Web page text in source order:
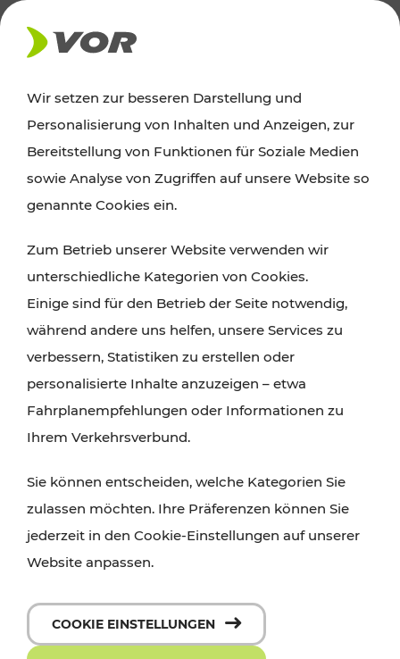
AKTUELLES
Ausflugstipps
Wien, Niederösterreich und das Burgenland
Wanderungen, Kultur und Gastronomie,
Radtouren oder purer Naturgenuss – viele
Attraktionen sind mit den Ticket- und Fahrplan-
Angeboten des VOR gut und schnell erreichbar.
Wir setzen zur besseren Darstellung und
Personalisierung von Inhalten und Anzeigen, zur
Bereitstellung von Funktionen für Soziale Medien
sowie Analyse von Zugriffen auf unsere Website so
genannte Cookies ein.
Zum Betrieb unserer Website verwenden wir
unterschiedliche Kategorien von Cookies.
Einige sind für den Betrieb der Seite notwendig,
während andere uns helfen, unsere Services zu
verbessern, Statistiken zu erstellen oder
personalisierte Inhalte anzuzeigen – etwa
Fahrplanempfehlungen oder Informationen zu
Ihrem Verkehrsverbund.
Sie können entscheiden, welche Kategorien Sie
zulassen möchten. Ihre Präferenzen können Sie
jederzeit in den Cookie-Einstellungen auf unserer
Website anpassen.
COOKIE EINSTELLUNGEN